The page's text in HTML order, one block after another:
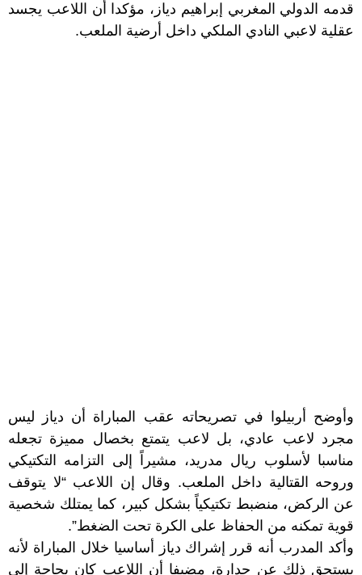
قدمه الدولي المغربي إبراهيم دياز، مؤكدا أن اللاعب يجسد
عقلية لاعبي النادي الملكي داخل أرضية الملعب.
وأوضح أربيلوا في تصريحاته عقب المباراة أن دياز ليس
مجرد لاعب عادي، بل لاعب يتمتع بخصال مميزة تجعله
مناسبا لأسلوب ريال مدريد، مشيراً إلى التزامه التكتيكي
وروحه القتالية داخل الملعب. وقال إن اللاعب “لا يتوقف
عن الركض، منضبط تكتيكياً بشكل كبير، كما يمتلك شخصية
قوية تمكنه من الحفاظ على الكرة تحت الضغط”.
وأكد المدرب أنه قرر إشراك دياز أساسيا خلال المباراة لأنه
يستحق ذلك عن جدارة، مضيفا أن اللاعب كان بحاجة إلى